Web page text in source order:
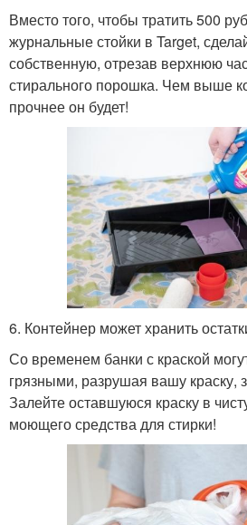
Вместо того, чтобы тратить 500
журнальные стойки в Target,
собственную, отрезав верхнюю
стирального порошка. Чем выше
прочнее он будет!
6. Контейнер может хранить
Со временем банки с краской
грязными, разрушая вашу краску,
Залейте оставшуюся краску в
моющего средства для стирки!